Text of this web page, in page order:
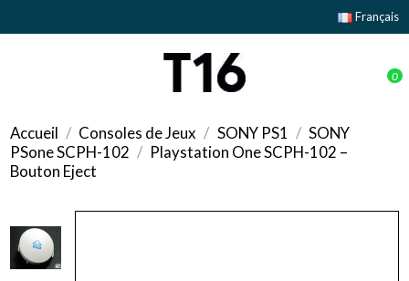
Français
0
Accueil Consoles de Jeux SONY PS1
SONY
PSone SCPH-102
Playstation One SCPH-102 –
Bouton Eject